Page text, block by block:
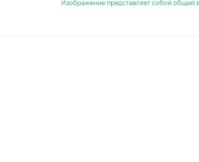
Изображение представляет собой общий